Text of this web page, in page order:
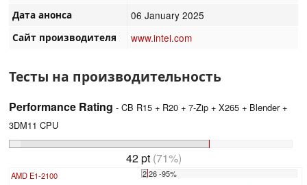
Дата анонса 06 January 2025
Сайт производителя www.intel.com
Тесты на производительность
Performance Rating - CB R15 + R20 + 7-Zip + X265 + Blender +
3DM11 CPU
42 pt(71%)
AMD E1-2100 2.26 -95%